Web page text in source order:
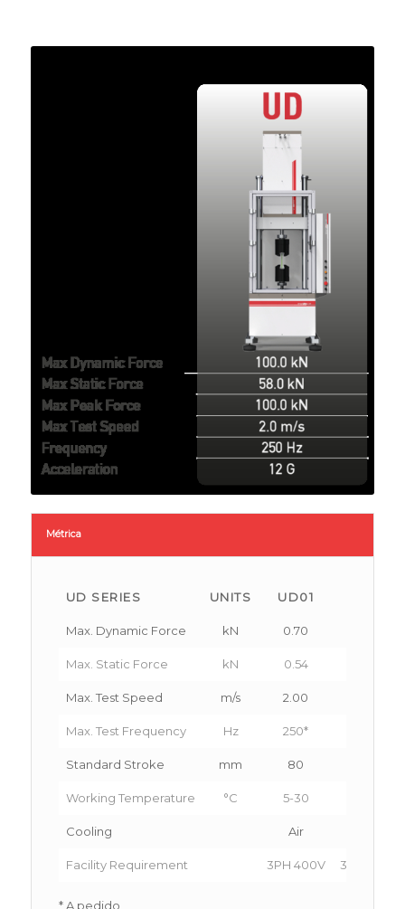
Métrica
UD SERIES UNITS UD01
Max. Dynamic Force kN 0.70
Max. Static Force kN 0.54
Max. Test Speed m/s 2.00
Max. Test Frequency Hz 250*
Standard Stroke mm 80
Working Temperature °C 5-30
Cooling Air
Facility Requirement 3PH 400V 3PH 400V
* A pedido